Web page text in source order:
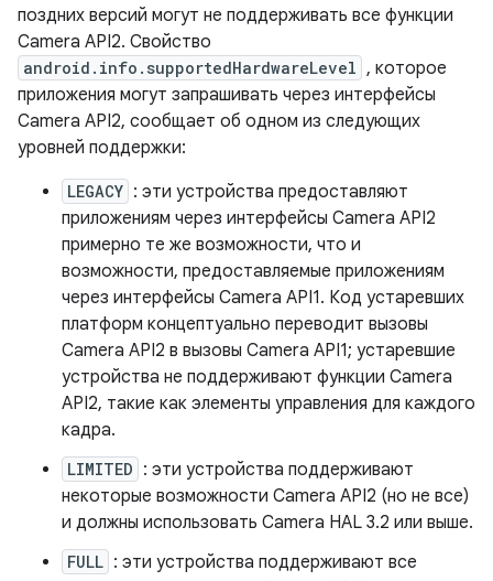
поздних версий могут не поддерживать все функции
Camera API2. Свойство
android.info.supportedHardwareLevel , которое
приложения могут запрашивать через интерфейсы
Camera API2, сообщает об одном из следующих
уровней поддержки:
LEGACY : эти устройства предоставляют
приложениям через интерфейсы Camera API2
примерно те же возможности, что и
возможности, предоставляемые приложениям
через интерфейсы Camera API1. Код устаревших
платформ концептуально переводит вызовы
Camera API2 в вызовы Camera API1; устаревшие
устройства не поддерживают функции Camera
API2, такие как элементы управления для каждого
кадра.
LIMITED : эти устройства поддерживают
некоторые возможности Camera API2 (но не все)
и должны использовать Camera HAL 3.2 или выше.
FULL : эти устройства поддерживают все